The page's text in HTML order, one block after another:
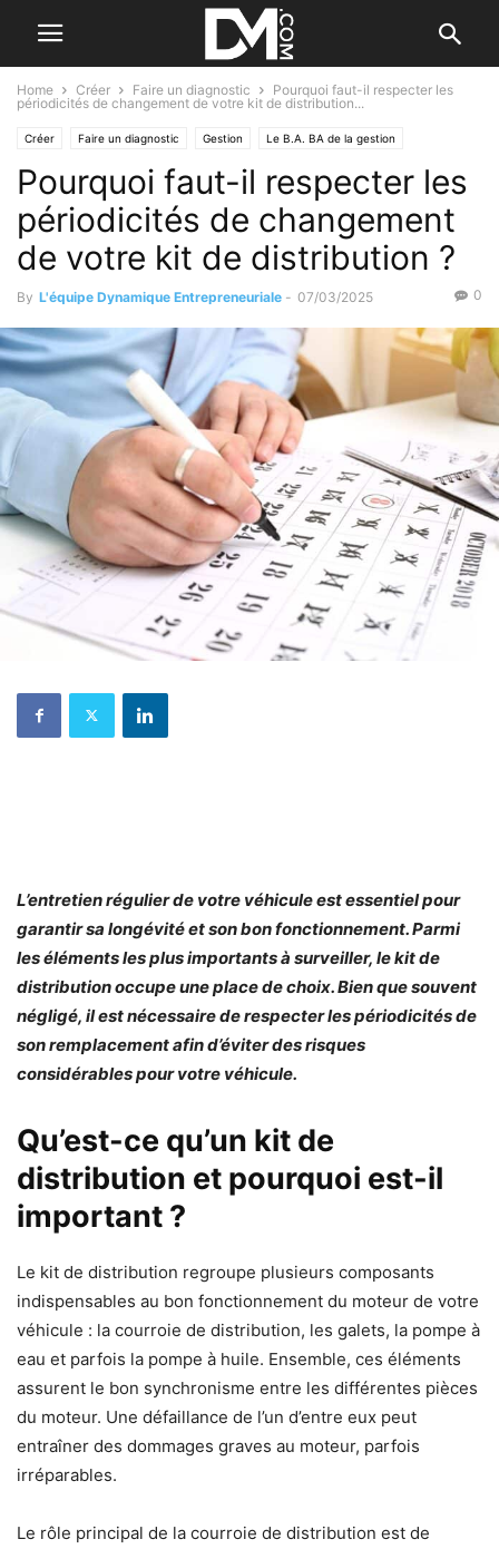
Home Créer Faire un diagnostic
Pourquoi faut-il respecter les
périodicités de changement de votre kit de distribution...
Créer Faire un diagnostic Gestion Le B.A. BA de la gestion
Le B.A. BA des prévisions
Pourquoi faut-il respecter les
périodicités de changement
de votre kit de distribution ?
By L'équipe Dynamique Entrepreneuriale - 07/03/2025 0
L’entretien régulier de votre véhicule est essentiel pour
garantir sa longévité et son bon fonctionnement. Parmi
les éléments les plus importants à surveiller, le kit de
distribution occupe une place de choix. Bien que souvent
négligé, il est nécessaire de respecter les périodicités de
son remplacement afin d’éviter des risques
considérables pour votre véhicule.
Qu’est-ce qu’un kit de
distribution et pourquoi est-il
important ?
Le kit de distribution regroupe plusieurs composants
indispensables au bon fonctionnement du moteur de votre
véhicule : la courroie de distribution, les galets, la pompe à
eau et parfois la pompe à huile. Ensemble, ces éléments
assurent le bon synchronisme entre les différentes pièces
du moteur. Une défaillance de l’un d’entre eux peut
entraîner des dommages graves au moteur, parfois
irréparables.
Le rôle principal de la courroie de distribution est de